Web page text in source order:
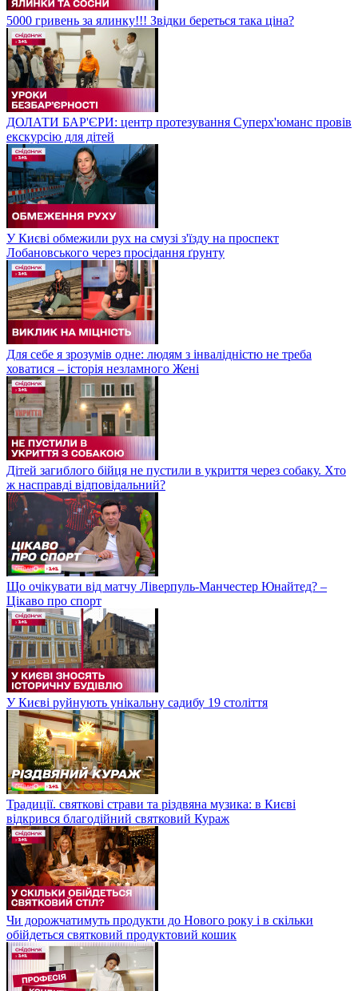
5000 гривень за ялинку!!! Звідки береться така ціна?
ДОЛАТИ БАР'ЄРИ: центр протезування Суперх'юманс провів
екскурсію для дітей
У Києві обмежили рух на смузі з'їзду на проспект
Лобановського через просідання ґрунту
Для себе я зрозумів одне: людям з інвалідністю не треба
ховатися – історія незламного Жені
Дітей загиблого бійця не пустили в укриття через собаку. Хто
ж насправді відповідальний?
Що очікувати від матчу Ліверпуль-Манчестер Юнайтед? –
Цікаво про спорт
У Києві руйнують унікальну садибу 19 століття
Традиції. святкові страви та різдвяна музика: в Києві
відкрився благодійний святковий Кураж
Чи дорожчатимуть продукти до Нового року і в скільки
обійдеться святковий продуктовий кошик